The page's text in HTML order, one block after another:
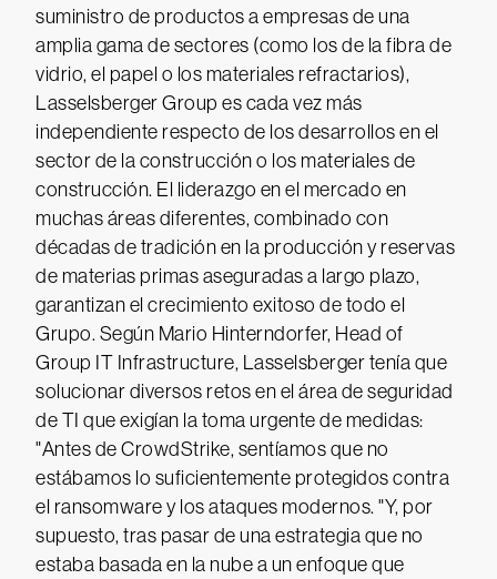
suministro de productos a empresas de una
amplia gama de sectores (como los de la fibra de
vidrio, el papel o los materiales refractarios),
Lasselsberger Group es cada vez más
independiente respecto de los desarrollos en el
sector de la construcción o los materiales de
construcción. El liderazgo en el mercado en
muchas áreas diferentes, combinado con
décadas de tradición en la producción y reservas
de materias primas aseguradas a largo plazo,
garantizan el crecimiento exitoso de todo el
Grupo. Según Mario Hinterndorfer, Head of
Group IT Infrastructure, Lasselsberger tenía que
solucionar diversos retos en el área de seguridad
de TI que exigían la toma urgente de medidas:
"Antes de CrowdStrike, sentíamos que no
estábamos lo suficientemente protegidos contra
el ransomware y los ataques modernos. "Y, por
supuesto, tras pasar de una estrategia que no
estaba basada en la nube a un enfoque que